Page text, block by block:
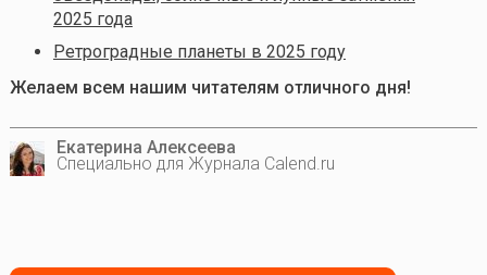
2025 года
Ретроградные планеты в 2025 году
Желаем всем нашим читателям отличного дня!
Екатерина Алексеева
Специально для Журнала Calend.ru